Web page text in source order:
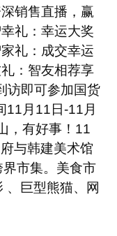
销售直播，赢
礼：幸运大奖
礼：成交幸运
：智友相荐享
访即可参加国货
11月11日-11月
，有好事！11
与韩建美术馆
市集。美食市
、巨型熊猫、网